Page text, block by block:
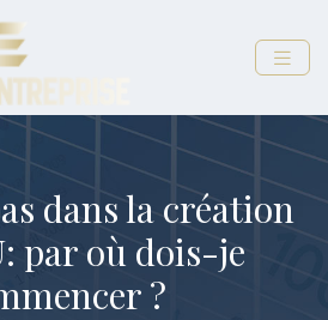
dans la création
par où dois-je
?